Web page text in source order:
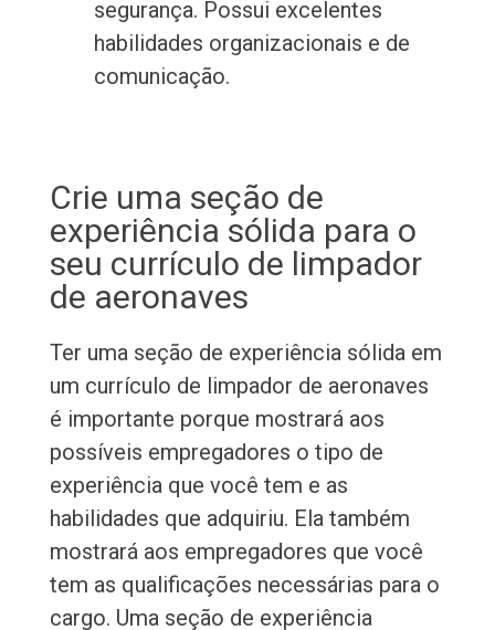
segurança. Possui excelentes
habilidades organizacionais e de
comunicação.
Crie uma seção de
experiência sólida para o
seu currículo de limpador
de aeronaves
Ter uma seção de experiência sólida em
um currículo de limpador de aeronaves
é importante porque mostrará aos
possíveis empregadores o tipo de
experiência que você tem e as
habilidades que adquiriu. Ela também
mostrará aos empregadores que você
tem as qualificações necessárias para o
cargo. Uma seção de experiência